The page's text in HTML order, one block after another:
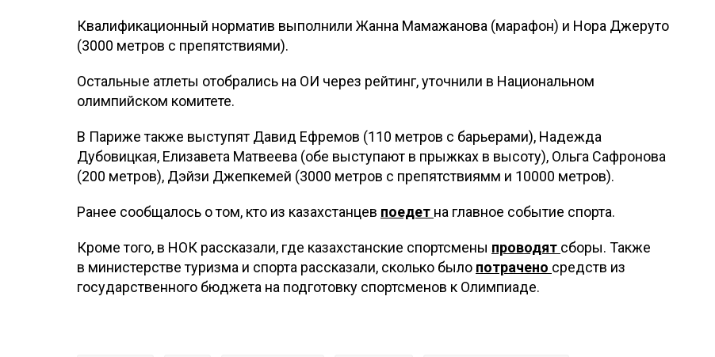
Квалификационный норматив выполнили Жанна Мамажанова (марафон) и Нора Джеруто
(3000 метров с препятствиями).
Остальные атлеты отобрались на ОИ через рейтинг, уточнили в Национальном
олимпийском комитете.
В Париже также выступят Давид Ефремов (110 метров с барьерами), Надежда
Дубовицкая, Елизавета Матвеева (обе выступают в прыжках в высоту), Ольга Сафронова
(200 метров), Дэйзи Джепкемей (3000 метров с препятствиямм и 10000 метров).
Ранее сообщалось о том, кто из казахстанцев поедет на главное событие спорта.
Кроме того, в НОК рассказали, где казахстанские спортсмены проводят сборы. Также
в министерстве туризма и спорта рассказали, сколько было потрачено средств из
государственного бюджета на подготовку спортсменов к Олимпиаде.